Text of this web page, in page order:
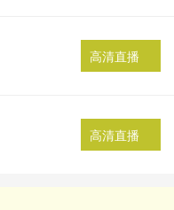
高清直播
高清直播